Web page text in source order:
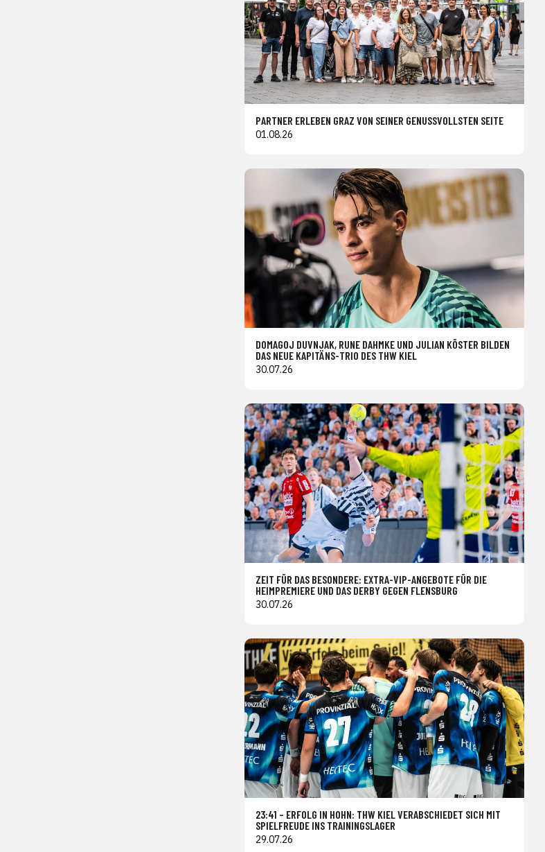
PARTNER ERLEBEN GRAZ VON SEINER GENUSSVOLLSTEN SEITE
01.08.26
DOMAGOJ DUVNJAK, RUNE DAHMKE UND JULIAN KÖSTER BILDEN
DAS NEUE KAPITÄNS-TRIO DES THW KIEL
30.07.26
ZEIT FÜR DAS BESONDERE: EXTRA-VIP-ANGEBOTE FÜR DIE
HEIMPREMIERE UND DAS DERBY GEGEN FLENSBURG
30.07.26
23:41 – ERFOLG IN HOHN: THW KIEL VERABSCHIEDET SICH MIT
SPIELFREUDE INS TRAININGSLAGER
29.07.26